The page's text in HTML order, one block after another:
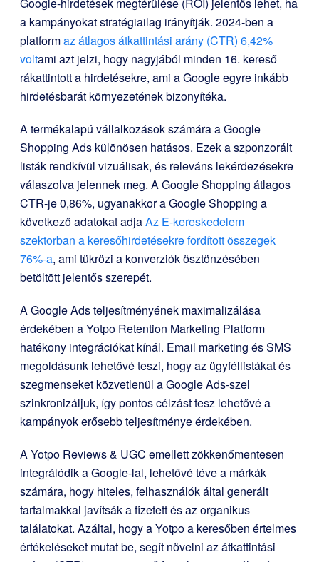
a kampányokat stratégiailag irányítják. 2024-ben a
platformaz átlagos átkattintási arány (CTR) 6,42%
voltami azt jelzi, hogy nagyjából minden 16. kereső
rákattintott a hirdetésekre, ami a Google egyre inkább
hirdetésbarát környezetének bizonyítéka.
A termékalapú vállalkozások számára a Google
Shopping Ads különösen hatásos. Ezek a szponzorált
listák rendkívül vizuálisak, és releváns lekérdezésekre
válaszolva jelennek meg. A Google Shopping átlagos
CTR-je 0,86%, ugyanakkor a Google Shopping a
következő adatokat adjaAz E-kereskedelem
szektorban a keresőhirdetésekre fordított összegek
76%-a, ami tükrözi a konverziók ösztönzésében
betöltött jelentős szerepét.
A Google Ads teljesítményének maximalizálása
érdekében a Yotpo Retention Marketing Platform
hatékony integrációkat kínál. Email marketing és SMS
megoldásunk lehetővé teszi, hogy az ügyféllistákat és
szegmenseket közvetlenül a Google Ads-szel
szinkronizáljuk, így pontos célzást tesz lehetővé a
kampányok erősebb teljesítménye érdekében.
A Yotpo Reviews & UGC emellett zökkenőmentesen
integrálódik a Google-lal, lehetővé téve a márkák
számára, hogy hiteles, felhasználók által generált
tartalmakkal javítsák a fizetett és az organikus
találatokat. Azáltal, hogy a Yotpo a keresőben értelmes
értékeléseket mutat be, segít növelni az átkattintási